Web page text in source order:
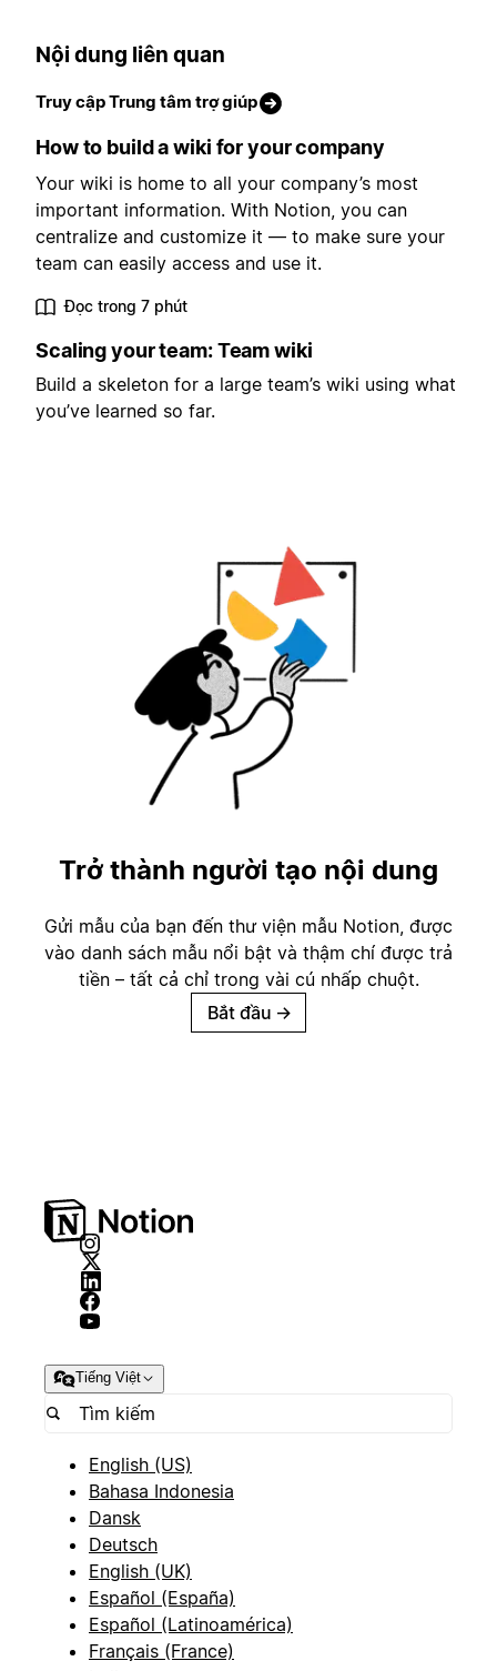
Nội dung liên quan
Truy cập Trung tâm trợ giúp
How to build a wiki for your company
Your wiki is home to all your company’s most
important information. With Notion, you can
centralize and customize it — to make sure your
team can easily access and use it.
Đọc trong 7 phút
Scaling your team: Team wiki
Build a skeleton for a large team’s wiki using what
you’ve learned so far.
Trở thành người tạo nội dung
Gửi mẫu của bạn đến thư viện mẫu Notion, được
vào danh sách mẫu nổi bật và thậm chí được trả
tiền – tất cả chỉ trong vài cú nhấp chuột.
Bắt đầu →
Tiếng Việt
English (US)
Bahasa Indonesia
Dansk
Deutsch
English (UK)
Español (España)
Español (Latinoamérica)
Français (France)